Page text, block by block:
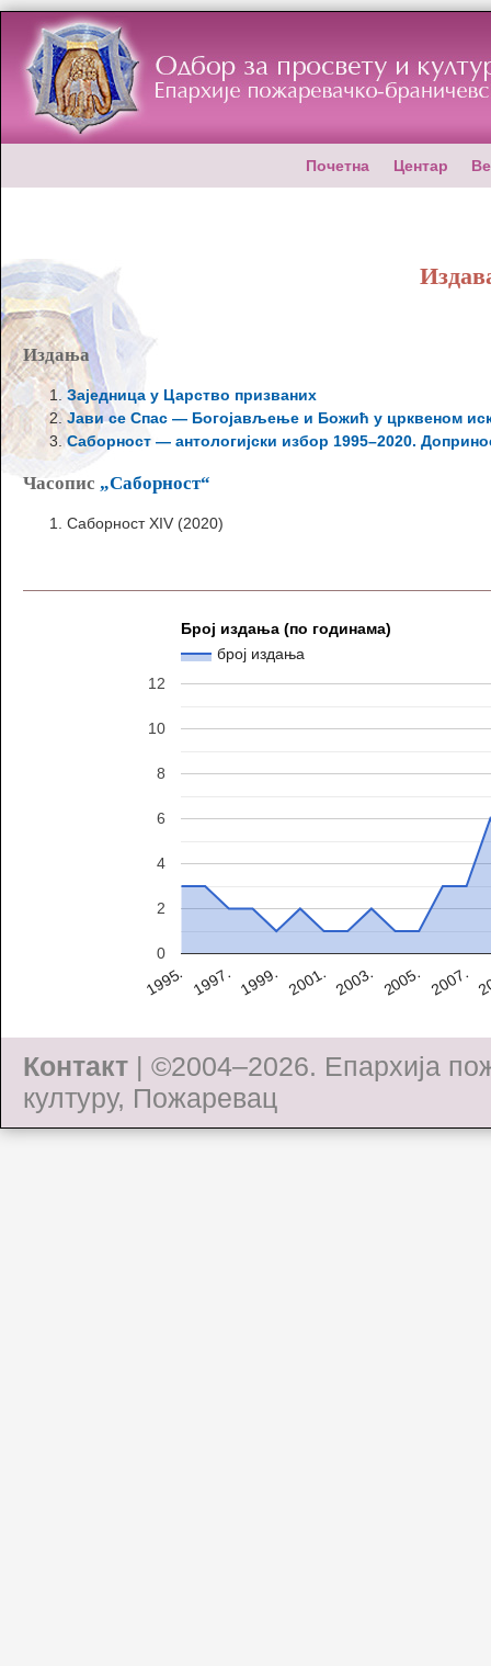
Почетна Центар
Издања
Заједница у Царство призваних
Јави се Спас — Богојављење и Божић у црквеном
Саборност — антологијски избор 1995–2020.
Часопис „Саборност“
Саборност XIV (2020)
Број издања (по годинама)
број издања
1995. 1997. 1999. 2001. 2003. 2005. 2007.
0
2
4
6
8
10
12
Контакт | ©2004–2026. Епархија
културу, Пожаревац